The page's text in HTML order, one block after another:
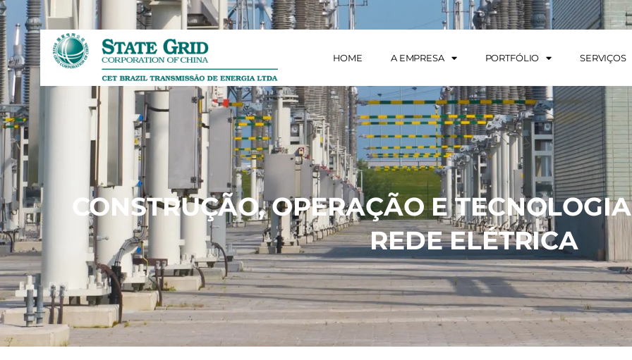
HOME A EMPRESA PORTFÓLIO SERVIÇOS
CONSTRUÇÃO, OPERAÇÃO E
REDE ELÉTRICA